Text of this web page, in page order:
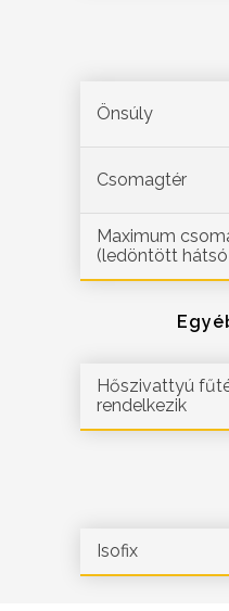
Önsúly
Csomagtér
Maximum
(ledöntött hátsó
Hőszivattyú
rendelkezik
Isofix